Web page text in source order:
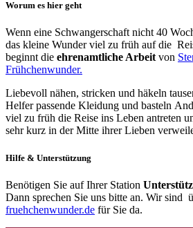
Worum es hier geht
Wenn eine Schwangerschaft nicht 40
das kleine Wunder viel zu früh auf die
beginnt die ehrenamtliche Arbeit von
Frühchenwunder.
Liebevoll nähen, stricken und häkeln
Helfer passende Kleidung und basteln
viel zu früh die Reise ins Leben antreten
sehr kurz in der Mitte ihrer Lieben
Hilfe & Unterstützung
Benötigen Sie auf Ihrer Station
Dann sprechen Sie uns bitte an. Wir sind
fruehchenwunder.de für Sie da.